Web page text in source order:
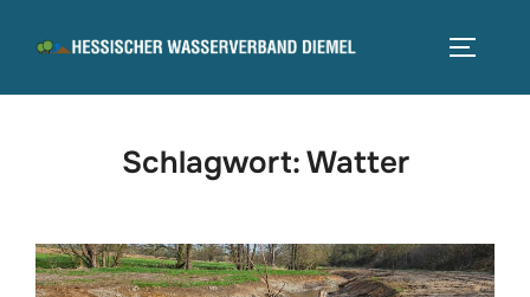
Inhalt
Schlagwort:Watter